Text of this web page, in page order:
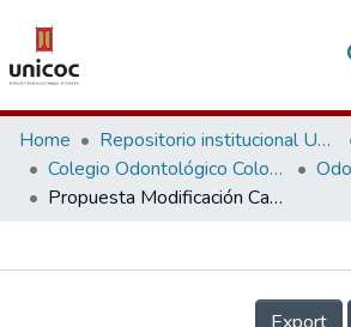
Communities & Collections
Research Outputs
People
Home Repositorio institucional Unicoc, RI-unicoc
Colegio Odontológico Colombiano
Propuesta Modificación Carta Odontolegal
Información de la